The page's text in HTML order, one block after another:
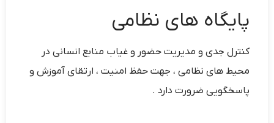
پایگاه های نظامی
کنترل جدی و مدیریت حضور و غیاب منابع انسانی در
محیط های نظامی ، جهت حفظ امنیت ، ارتقای آموزش و
پاسخگویی ضرورت دارد .